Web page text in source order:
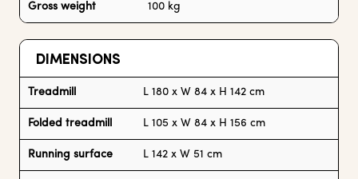
Gross weight 100 kg
DIMENSIONS
Treadmill L 180 x W 84 x H 142 cm
Folded treadmill L 105 x W 84 x H 156 cm
Running surface L 142 x W 51 cm